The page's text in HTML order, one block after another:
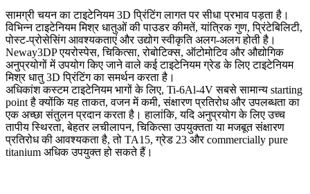
सामग्री चयन का टाइटेनियम 3D प्रिंटिंग लागत पर सीधा प्रभाव पड़ता है।
विभिन्न टाइटेनियम मिश्र धातुओं की पाउडर कीमतें, यांत्रिक गुण, प्रिंटेबिलिटी,
पोस्ट-प्रोसेसिंग आवश्यकताएं और उद्योग स्वीकृति अलग-अलग होती है।
Neway3DP एयरोस्पेस, चिकित्सा, रोबोटिक्स, ऑटोमोटिव और औद्योगिक
अनुप्रयोगों में उपयोग किए जाने वाले कई टाइटेनियम ग्रेड के लिएटाइटेनियम
मिश्र धातु 3D प्रिंटिंगका समर्थन करता है।
अधिकांश कस्टम टाइटेनियम भागों के लिए, Ti-6Al-4V सबसे सामान्य starting
point है क्योंकि यह ताकत, वजन में कमी, संक्षारण प्रतिरोध और उपलब्धता का
एक अच्छा संतुलन प्रदान करता है। हालांकि, यदि अनुप्रयोग के लिए उच्च
तापीय स्थिरता, बेहतर लचीलापन, चिकित्सा उपयुक्तता या मजबूत संक्षारण
प्रतिरोध की आवश्यकता है, तो TA15, ग्रेड 23 और commercially pure
titanium अधिक उपयुक्त हो सकते हैं।